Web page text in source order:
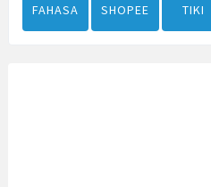
FAHASA SHOPEE TIKI